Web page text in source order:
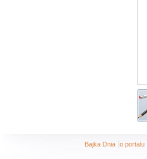
Bajka Dnia o portalu